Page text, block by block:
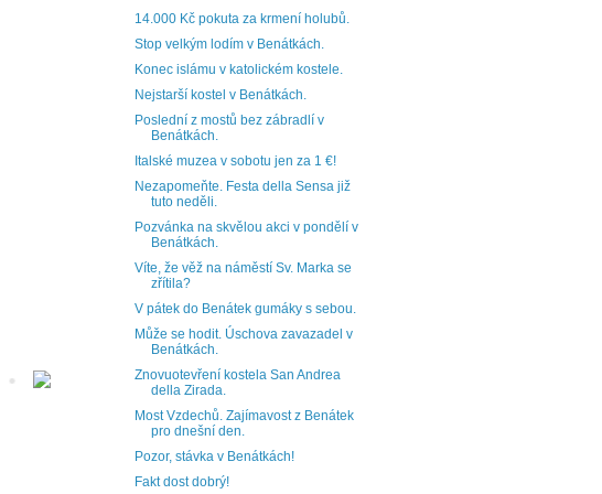
14.000 Kč pokuta za krmení holubů.
Stop velkým lodím v Benátkách.
Konec islámu v katolickém kostele.
Nejstarší kostel v Benátkách.
Poslední z mostů bez zábradlí v
Benátkách.
Italské muzea v sobotu jen za 1 €!
Nezapomeňte. Festa della Sensa již
tuto neděli.
Pozvánka na skvělou akci v pondělí v
Benátkách.
Víte, že věž na náměstí Sv. Marka se
zřítila?
V pátek do Benátek gumáky s sebou.
Může se hodit. Úschova zavazadel v
Benátkách.
Znovuotevření kostela San Andrea
della Zirada.
Most Vzdechů. Zajímavost z Benátek
pro dnešní den.
Pozor, stávka v Benátkách!
Fakt dost dobrý!